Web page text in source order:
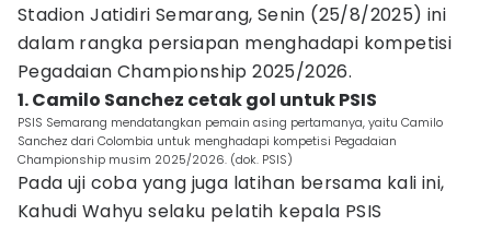
Stadion Jatidiri Semarang, Senin (25/8/2025) ini
dalam rangka persiapan menghadapi kompetisi
Pegadaian Championship 2025/2026.
1. Camilo Sanchez cetak gol untuk PSIS
PSIS Semarang mendatangkan pemain asing pertamanya, yaitu Camilo
Sanchez dari Colombia untuk menghadapi kompetisi Pegadaian
Championship musim 2025/2026. (dok. PSIS)
Pada uji coba yang juga latihan bersama kali ini,
Kahudi Wahyu selaku pelatih kepala PSIS